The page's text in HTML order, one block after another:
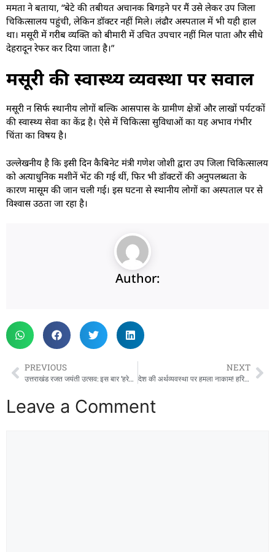
ममता ने बताया, “बेटे की तबीयत अचानक बिगड़ने पर मैं उसे लेकर उप जिला
चिकित्सालय पहुंची, लेकिन डॉक्टर नहीं मिले। लंढौर अस्पताल में भी यही हाल
था। मसूरी में गरीब व्यक्ति को बीमारी में उचित उपचार नहीं मिल पाता और सीधे
देहरादून रेफर कर दिया जाता है।”
मसूरी की स्वास्थ्य व्यवस्था पर सवाल
मसूरी न सिर्फ स्थानीय लोगों बल्कि आसपास के ग्रामीण क्षेत्रों और लाखों पर्यटकों
की स्वास्थ्य सेवा का केंद्र है। ऐसे में चिकित्सा सुविधाओं का यह अभाव गंभीर
चिंता का विषय है।
उल्लेखनीय है कि इसी दिन कैबिनेट मंत्री गणेश जोशी द्वारा उप जिला चिकित्सालय
को अत्याधुनिक मशीनें भेंट की गई थीं, फिर भी डॉक्टरों की अनुपलब्धता के
कारण मासूम की जान चली गई। इस घटना से स्थानीय लोगों का अस्पताल पर से
विश्वास उठता जा रहा है।
Author:
PREVIOUS
उत्तराखंड रजत जयंती उत्सव: इस बार ‘हरेला’ पर होगा धरा का श्रृंगार, देहरादून में लगेंगे 15.50 लाख पौधे
NEXT
देश की अर्थव्यवस्था पर हमला नाकाम! हरिद्वार पुलिस ने जाली नोट छापने वाली फैक्ट्री का किया भंडाफोड़, 3 शातिर गिरफ्तार
Leave a Comment